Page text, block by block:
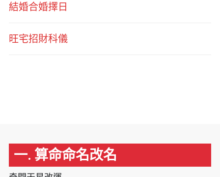
結婚合婚擇日
旺宅招財科儀
一. 算命命名改名